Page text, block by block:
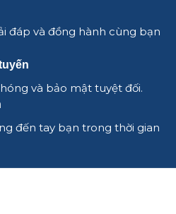
đáp và đồng hành cùng bạn
và bảo mật tuyệt đối.
đến tay bạn trong thời gian